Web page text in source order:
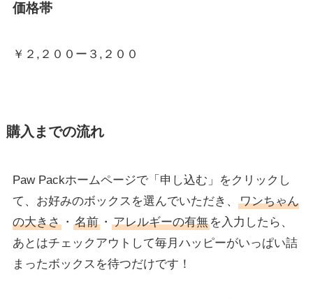
価格帯
￥２,２００ー３,２００
購入までの流れ
Paw Packホームページで「申し込む」をクリックし
て、お好みのボックスを選んでいただき、
ワンちゃん
の大きさ・ 名前・ アレルギーの有無を入力したら、
あとはチェックアウトして毎月ハッピーがいっぱい詰
まったボックスを待つだけです！